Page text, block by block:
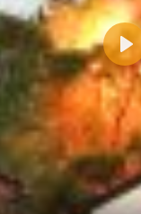
Kommentar entfernt.
oder "http://" in URLs